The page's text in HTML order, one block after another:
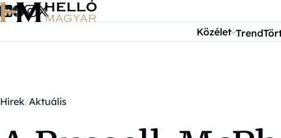
Ugrás a tartalomra
Közélet Trend
Hírek Aktuális